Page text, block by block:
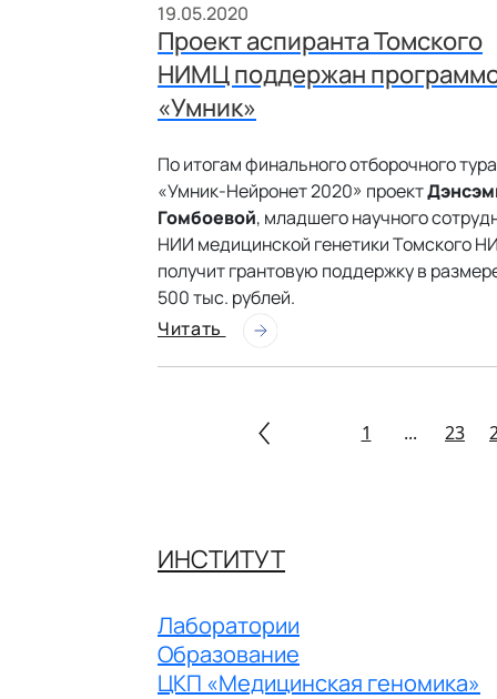
19.05.2020
Проект аспиранта Томского
НИМЦ поддержан
«Умник»
По итогам финального отборочного тура
«Умник-Нейронет 2020» проект
Гомбоевой, младшего научного
НИИ медицинской генетики Томского
получит грантовую поддержку в
500 тыс. рублей.
Читать
1 ... 23
ИНСТИТУТ
Лаборатории
Образование
ЦКП «Медицинская геномика»